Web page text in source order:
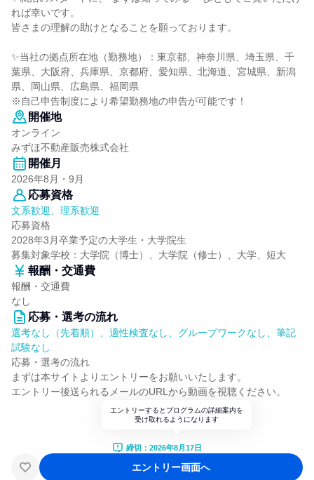
れば幸いです。
皆さまの理解の助けとなることを願っております。
✨️当社の拠点所在地（勤務地）：東京都、神奈川県、埼玉県、千
葉県、大阪府、兵庫県、京都府、愛知県、北海道、宮城県、新潟
県、岡山県、広島県、福岡県
※自己申告制度により希望勤務地の申告が可能です！
開催地
オンライン
みずほ不動産販売株式会社
開催月
2026年8月・9月
応募資格
文系歓迎、理系歓迎
応募資格
2028年3月卒業予定の大学生・大学院生
募集対象学校：大学院（博士）、大学院（修士）、大学、短大
報酬・交通費
報酬・交通費
なし
応募・選考の流れ
選考なし（先着順）、適性検査なし、グループワークなし、筆記
試験なし
応募・選考の流れ
まずは本サイトよりエントリーをお願いいたします。
エントリー後送られるメールのURLから動画を視聴ください。
エントリーするとプログラムの詳細案内を
受け取れるようになります
締切：2026年8月17日
エントリー画面へ